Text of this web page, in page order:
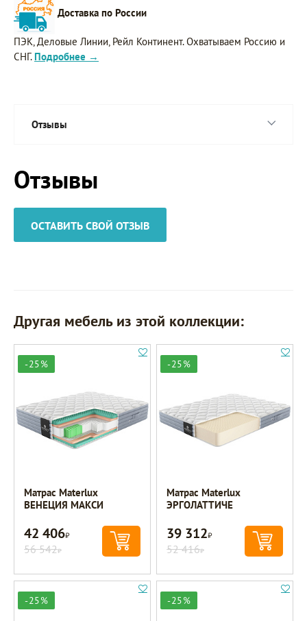
Доставка по России
ПЭК, Деловые Линии, Рейл Континент. Охватываем Россию и
СНГ. Подробнее →
Отзывы
Отзывы
ОСТАВИТЬ СВОЙ ОТЗЫВ
Другая мебель из этой коллекции:
-25%
Матрас Materlux
ВЕНЕЦИЯ МАКСИ
42 406Р
56 542Р
-25%
Матрас Materlux
ЭРГОЛАТТИЧЕ
39 312Р
52 416Р
-25% -25%